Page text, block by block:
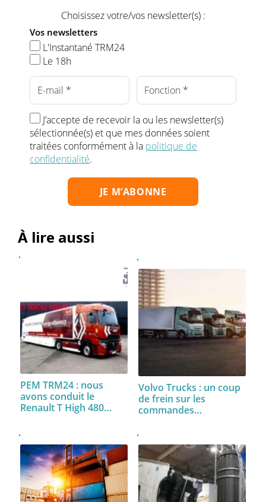
Choisissez votre/vos newsletter(s) :
Vos newsletters
L'Instantané TRM24
Le 18h
J’accepte de recevoir la ou les newsletter(s)
sélectionnée(s) et que mes données soient
traitées conformément à la politique de
confidentialité.
À lire aussi
PEM TRM24 : nous
avons conduit le
Renault T High 480…
Volvo Trucks : un coup
de frein sur les
commandes…